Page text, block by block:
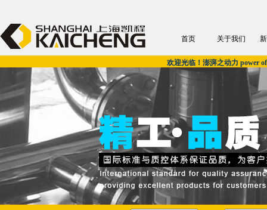
首页 关于我们
欢迎光临！澎湃之动力 power